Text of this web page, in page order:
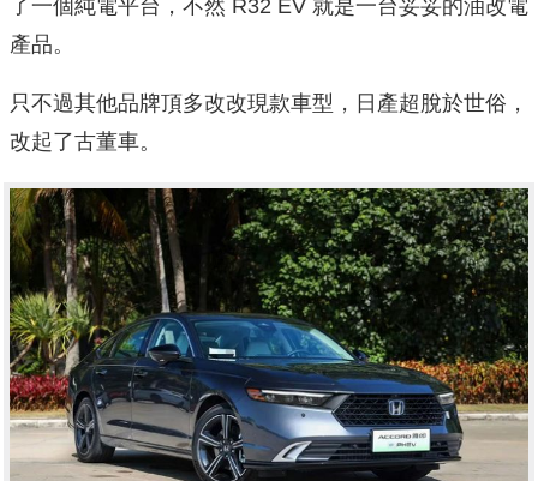
了一個純電平台，不然 R32 EV 就是一台妥妥的油改電
產品。
只不過其他品牌頂多改改現款車型，日產超脫於世俗，
改起了古董車。